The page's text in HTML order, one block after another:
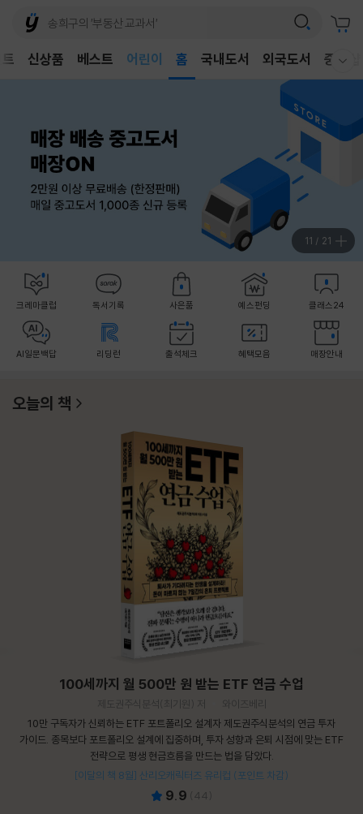
신상품 베스트
어린이
독후감
홈 국내도서 외국도서 중고샵
11 / 21
크레마클럽 독서기록 사은품 예스펀딩 클래스24
AI일문백답 리딩런 출석체크 혜택모음 매장안내
오늘의 책
100세까지 월 500만 원 받는 ETF 연금 수업
제도권주식분석(최기원) 저
와이즈베리
10만 구독자가 신뢰하는 ETF 포트폴리오 설계자 제도권주식분석의 연금 투자
가이드. 종목보다 포트폴리오 설계에 집중하며, 투자 성향과 은퇴 시점에 맞는 ETF
전략으로 평생 현금흐름을 만드는 법을 담았다.
[이달의 책 8월] 산리오캐릭터즈 유리컵 (포인트 차감)
9.9 44